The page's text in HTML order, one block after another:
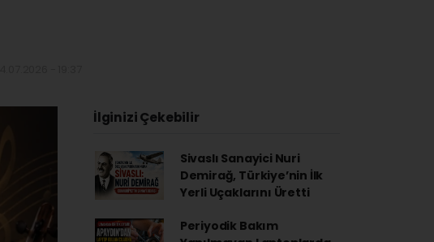
İlginizi Çekebilir
Sivaslı Sanayici Nuri
Demirağ, Türkiye’nin İlk
Yerli Uçaklarını Üretti
Periyodik Bakım